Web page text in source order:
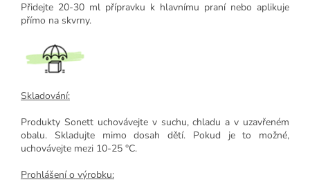
Přidejte 20-30 ml přípravku k hlavnímu praní nebo aplikuje
přímo na skvrny.
Skladování:
Produkty Sonett uchovávejte v suchu, chladu a v uzavřeném
obalu. Skladujte mimo dosah dětí. Pokud je to možné,
uchovávejte mezi 10-25 °C.
Prohlášení o výrobku: